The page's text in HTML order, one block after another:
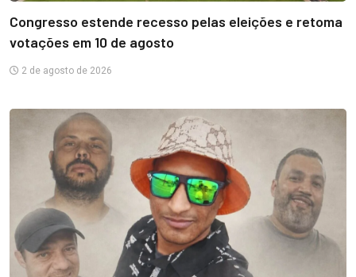
Congresso estende recesso pelas eleições e retoma
votações em 10 de agosto
2 de agosto de 2026